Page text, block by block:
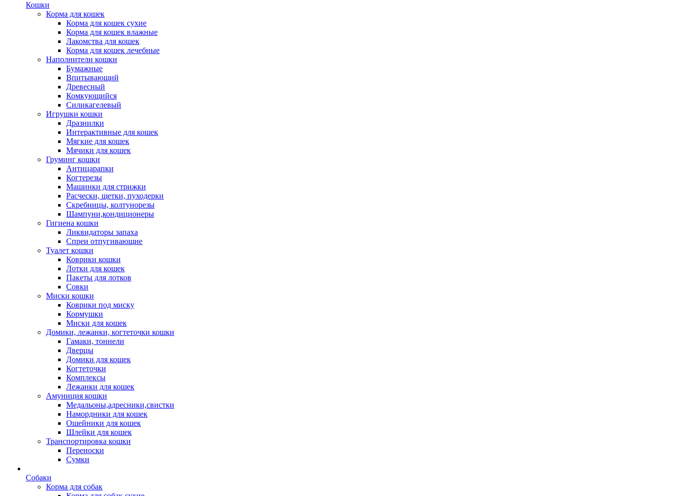
Кошки
Корма для кошек
Корма для кошек сухие
Корма для кошек влажные
Лакомства для кошек
Корма для кошек лечебные
Наполнители кошки
Бумажные
Впитывающий
Древесный
Комкующийся
Силикагелевый
Игрушки кошки
Дразнилки
Интерактивные для кошек
Мягкие для кошек
Мячики для кошек
Груминг кошки
Антицарапки
Когтерезы
Машинки для стрижки
Расчески, щетки, пуходерки
Скребницы, колтунорезы
Шампуни,кондиционеры
Гигиена кошки
Ликвидаторы запаха
Спреи отпугивающие
Туалет кошки
Коврики кошки
Лотки для кошек
Пакеты для лотков
Совки
Миски кошки
Коврики под миску
Кормушки
Миски для кошек
Домики, лежанки, когтеточки кошки
Гамаки, тоннели
Дверцы
Домики для кошек
Когтеточки
Комплексы
Лежанки для кошек
Амуниция кошки
Медальоны,адресники,свистки
Намордники для кошек
Ошейники для кошек
Шлейки для кошек
Транспортировка кошки
Переноски
Сумки
Собаки
Корма для собак